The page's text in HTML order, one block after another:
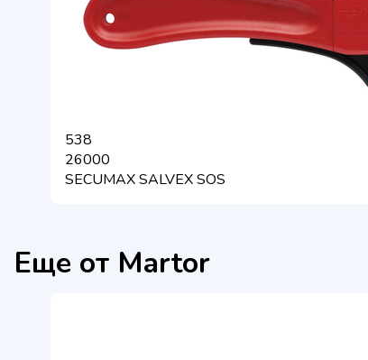
538
26000
SECUMAX SALVEX SOS
Еще от Martor